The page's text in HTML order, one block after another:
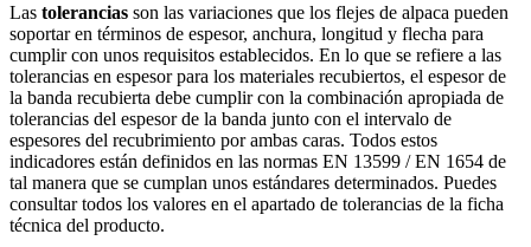
Las tolerancias son las variaciones que los flejes de alpaca pueden
soportar en términos de espesor, anchura, longitud y flecha para
cumplir con unos requisitos establecidos. En lo que se refiere a las
tolerancias en espesor para los materiales recubiertos, el espesor de
la banda recubierta debe cumplir con la combinación apropiada de
tolerancias del espesor de la banda junto con el intervalo de
espesores del recubrimiento por ambas caras. Todos estos
indicadores están definidos en las normas EN 13599 / EN 1654 de
tal manera que se cumplan unos estándares determinados. Puedes
consultar todos los valores en el apartado de tolerancias de la ficha
técnica del producto.